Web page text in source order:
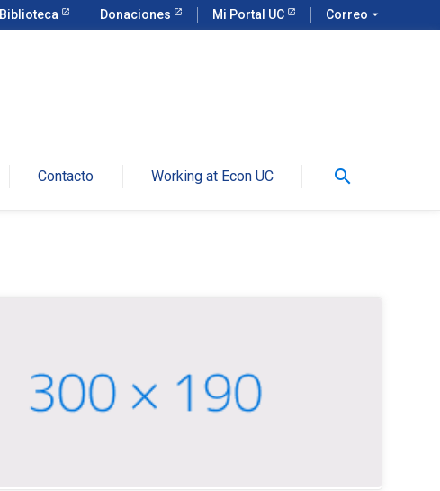
Biblioteca Donaciones Mi Portal UC Correo arrow_drop_down
Contacto Working at Econ UC search